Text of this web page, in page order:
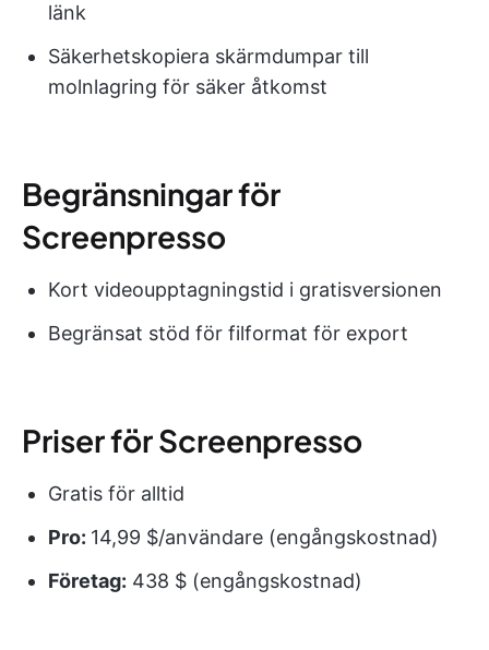
länk
Säkerhetskopiera skärmdumpar till
molnlagring för säker åtkomst
Begränsningar för
Screenpresso
Kort videoupptagningstid i gratisversionen
Begränsat stöd för filformat för export
Priser för Screenpresso
Gratis för alltid
Pro: 14,99 $/användare (engångskostnad)
Företag: 438 $ (engångskostnad)